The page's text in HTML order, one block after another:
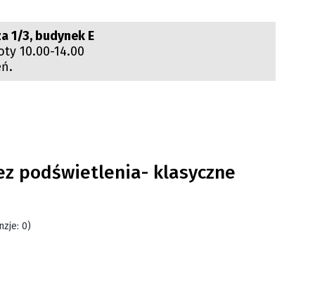
1/3, budynek E
10.00-14.00
podświetlenia- klasyczne
0)